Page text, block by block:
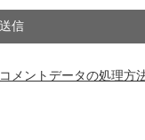
コメントデータの処理方